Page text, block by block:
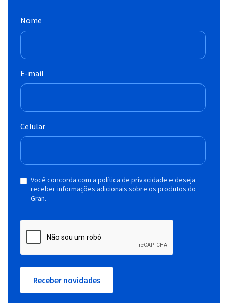
Nome
E-mail
Celular
Você concorda com a política de privacidade e deseja
receber informações adicionais sobre os produtos do
Gran.
Receber novidades